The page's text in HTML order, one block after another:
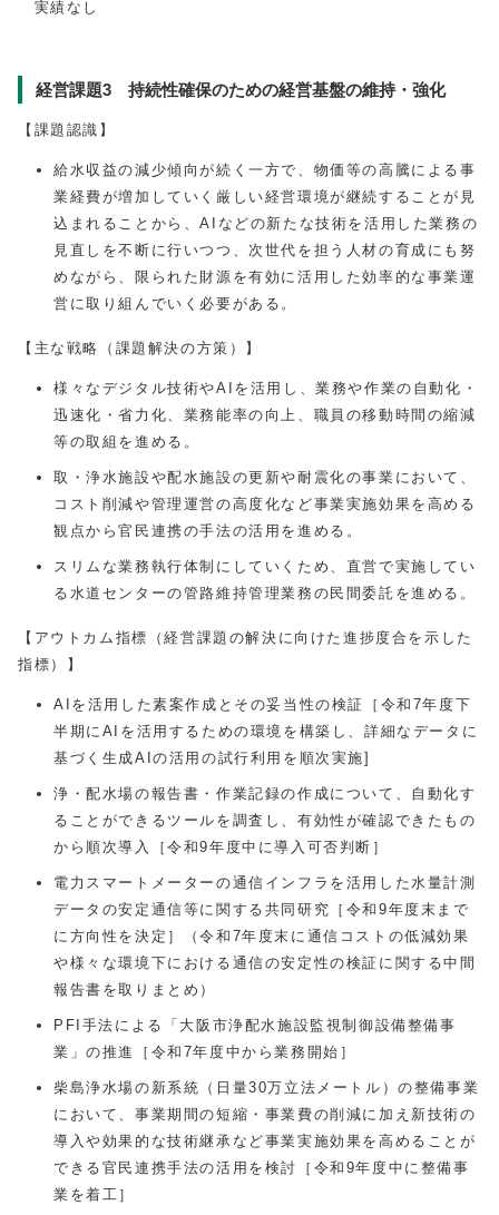
実績なし
経営課題3 持続性確保のための経営基盤の維持・強化
【課題認識】
給水収益の減少傾向が続く一方で、物価等の高騰による事
業経費が増加していく厳しい経営環境が継続することが見
込まれることから、AIなどの新たな技術を活用した業務の
見直しを不断に行いつつ、次世代を担う人材の育成にも努
めながら、限られた財源を有効に活用した効率的な事業運
営に取り組んでいく必要がある。
【主な戦略（課題解決の方策）】
様々なデジタル技術やAIを活用し、業務や作業の自動化・
迅速化・省力化、業務能率の向上、職員の移動時間の縮減
等の取組を進める。
取・浄水施設や配水施設の更新や耐震化の事業において、
コスト削減や管理運営の高度化など事業実施効果を高める
観点から官民連携の手法の活用を進める。
スリムな業務執行体制にしていくため、直営で実施してい
る水道センターの管路維持管理業務の民間委託を進める。
【アウトカム指標（経営課題の解決に向けた進捗度合を示した
指標）】
AIを活用した素案作成とその妥当性の検証［令和7年度下
半期にAIを活用するための環境を構築し、詳細なデータに
基づく生成AIの活用の試行利用を順次実施]
浄・配水場の報告書・作業記録の作成について、自動化す
ることができるツールを調査し、有効性が確認できたもの
から順次導入［令和9年度中に導入可否判断］
電力スマートメーターの通信インフラを活用した水量計測
データの安定通信等に関する共同研究［令和9年度末まで
に方向性を決定］（令和7年度末に通信コストの低減効果
や様々な環境下における通信の安定性の検証に関する中間
報告書を取りまとめ）
PFI手法による「大阪市浄配水施設監視制御設備整備事
業」の推進［令和7年度中から業務開始］
柴島浄水場の新系統（日量30万立法メートル）の整備事業
において、事業期間の短縮・事業費の削減に加え新技術の
導入や効果的な技術継承など事業実施効果を高めることが
できる官民連携手法の活用を検討［令和9年度中に整備事
業を着工］